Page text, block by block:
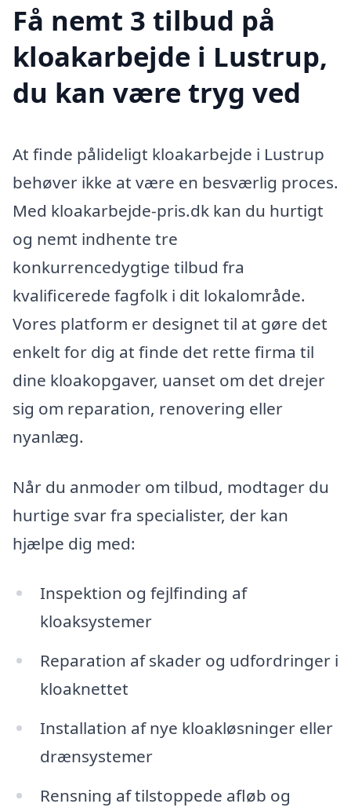
Få nemt 3 tilbud på
kloakarbejde i Lustrup,
du kan være tryg ved
At finde pålideligt kloakarbejde i Lustrup
behøver ikke at være en besværlig proces.
Med kloakarbejde-pris.dk kan du hurtigt
og nemt indhente tre
konkurrencedygtige tilbud fra
kvalificerede fagfolk i dit lokalområde.
Vores platform er designet til at gøre det
enkelt for dig at finde det rette firma til
dine kloakopgaver, uanset om det drejer
sig om reparation, renovering eller
nyanlæg.
Når du anmoder om tilbud, modtager du
hurtige svar fra specialister, der kan
hjælpe dig med:
Inspektion og fejlfinding af
kloaksystemer
Reparation af skader og udfordringer i
kloaknettet
Installation af nye kloakløsninger eller
drænsystemer
Rensning af tilstoppede afløb og